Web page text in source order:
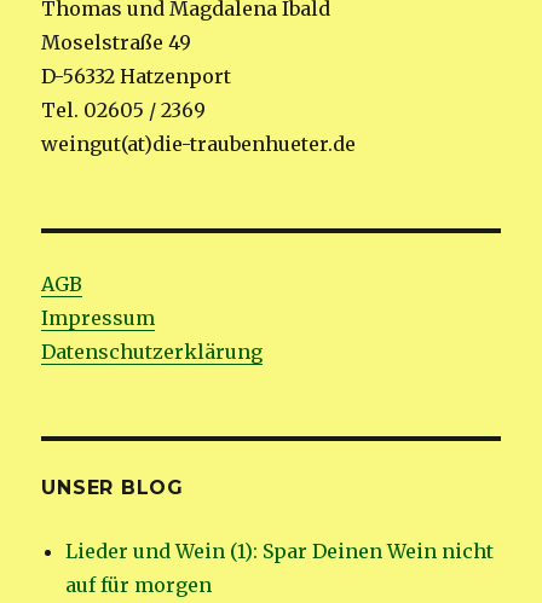
Thomas und Magdalena Ibald
Moselstraße 49
D-56332 Hatzenport
Tel. 02605 / 2369
weingut(at)die-traubenhueter.de
AGB
Impressum
Datenschutzerklärung
UNSER BLOG
Lieder und Wein (1): Spar Deinen Wein nicht
auf für morgen